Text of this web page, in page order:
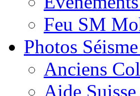
Feu SM
Photos
Anciens
Aide